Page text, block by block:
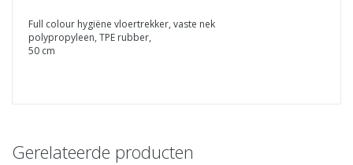
Full colour hygiëne vloertrekker, vaste nek
polypropyleen, TPE rubber,
50 cm
Gerelateerde producten